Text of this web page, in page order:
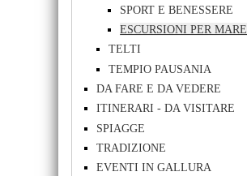
SPORT E BENESSERE
ESCURSIONI PER MARE
TELTI
TEMPIO PAUSANIA
DA FARE E DA VEDERE
ITINERARI - DA VISITARE
SPIAGGE
TRADIZIONE
EVENTI IN GALLURA